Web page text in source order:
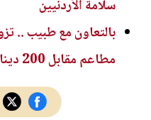
سلامة الأردنيين
بالتعاون مع طبيب ..
مطاعم مقابل 200 دينار